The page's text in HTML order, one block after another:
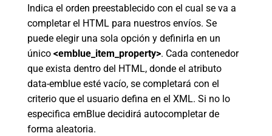
Indica el orden preestablecido con el cual se va a
completar el HTML para nuestros envíos. Se
puede elegir una sola opción y definirla en un
único <emblue_item_property>. Cada contenedor
que exista dentro del HTML, donde el atributo
data-emblue esté vacío, se completará con el
criterio que el usuario defina en el XML. Si no lo
especifica emBlue decidirá autocompletar de
forma aleatoria.